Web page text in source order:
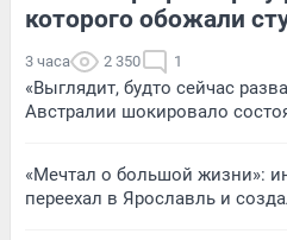
которого обожали
3 часа 2 350 1
«Выглядит, будто сейчас
Австралии шокировало
«Мечтал о большой жизни»:
переехал в Ярославль и